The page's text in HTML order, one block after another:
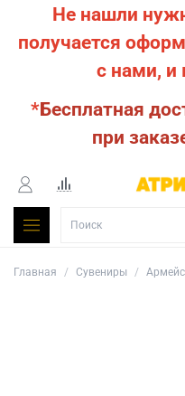
Не нашли
получается
с нами,
*Бесплатная
при
Главная Сувениры